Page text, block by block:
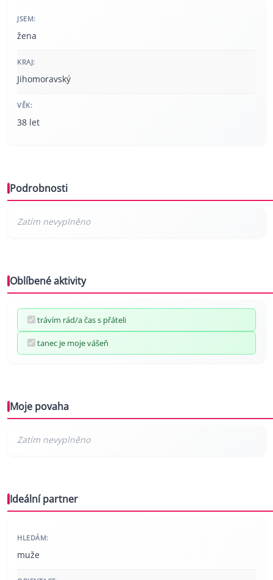
JSEM:
žena
KRAJ:
Jihomoravský
VĚK:
38 let
Podrobnosti
Oblíbené aktivity
trávím rád/a čas s přáteli
tanec je moje vášeň
Moje povaha
Ideální partner
HLEDÁM:
muže